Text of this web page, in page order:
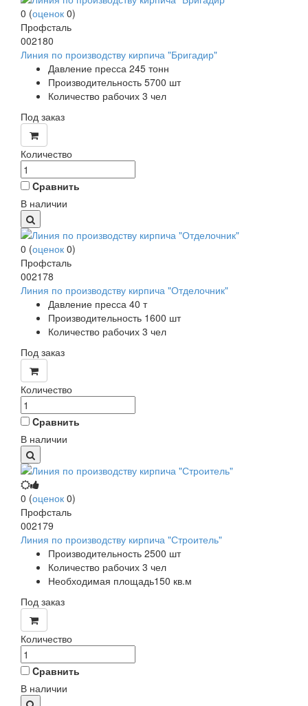
0 (оценок 0)
Профсталь
002180
Линия по производству кирпича "Бригадир"
Давление пресса 245 тонн
Производительность 5700 шт
Количество рабочих 3 чел
Под заказ
Количество
Cравнить
В наличии
0 (оценок 0)
Профсталь
002178
Линия по производству кирпича "Отделочник"
Давление пресса 40 т
Производительность 1600 шт
Количество рабочих 3 чел
Под заказ
Количество
Cравнить
В наличии
0 (оценок 0)
Профсталь
002179
Линия по производству кирпича "Строитель"
Производительность 2500 шт
Количество рабочих 3 чел
Необходимая площадь150 кв.м
Под заказ
Количество
Cравнить
В наличии